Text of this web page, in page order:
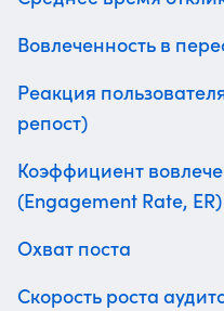
Вовлеченность в
Реакция
репост)
Коэффициент
(Engagement Rate, ER)
Охват поста
Скорость роста